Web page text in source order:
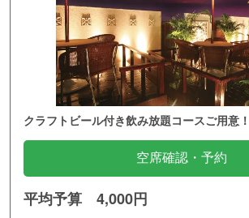
クラフトビール付き飲み放題コースご用意！
空席確認・予約
平均予算 4,000円